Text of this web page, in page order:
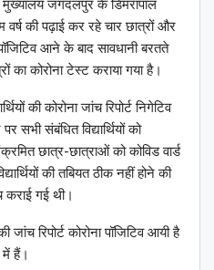
जगदलपुर के डिमरापाल
की पढ़ाई कर रहे चार छात्रों और
आने के बाद सावधानी बरतते
का कोरोना टेस्ट कराया गया है।
की कोरोना जांच रिपोर्ट निगेटिव
सभी संबंधित विद्यार्थियों को
छात्र-छात्राओं को कोविड वार्ड
की तबियत ठीक नहीं होने की
कराई गई थी।
जांच रिपोर्ट कोरोना पॉजिटिव आयी है
में हैं।